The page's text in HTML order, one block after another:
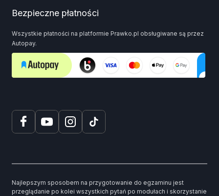
Bezpieczne płatności
Wszystkie płatności na platformie Prawko.pl obsługiwane są przez
Autopay.
Najlepszym sposobem na przygotowanie do egzaminu jest
przeglądanie po kolei wszystkich pytań po modułach i skorzystanie